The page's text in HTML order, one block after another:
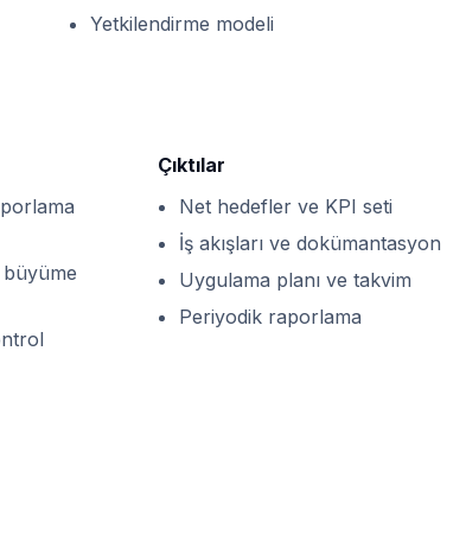
Yetkilendirme modeli
Çıktılar
Net hedefler ve KPI seti
İş akışları ve dokümantasyon
Uygulama planı ve takvim
Periyodik raporlama